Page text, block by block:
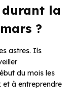
la
?
astres. Ils
du mois les
à entreprendre